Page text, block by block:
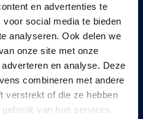
en advertenties te
social media te bieden
analyseren. Ook delen we
onze site met onze
en analyse. Deze
combineren met andere
verstrekt of die ze hebben
van hun services.